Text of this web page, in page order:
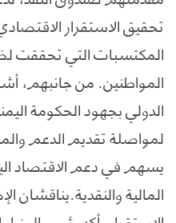
تحقيق الاستقرار
المكتسبات التي
المواطنين. من جانبهم،
الدولي بجهود الحكومة
لمواصلة تقديم الدعم
يسهم في دعم الاقتصاد
المالية والنقدية.يناقشان